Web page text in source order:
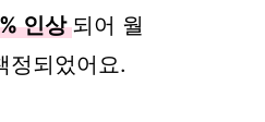
인상 되어 월
되었어요.